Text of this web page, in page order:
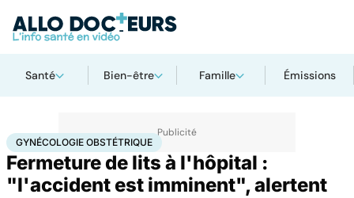
Santé Bien-être Famille Émissions
AccueilFamilleGrossesseGynécologie obstétrique
GYNÉCOLOGIE OBSTÉTRIQUE
Fermeture de lits à l'hôpital :
"l'accident est imminent", alertent